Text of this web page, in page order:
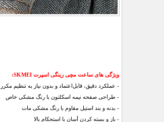
ویژگی های ساعت مچی رینگی اسپرت SKMEI:
- عملکرد دقیق، قابل‌اعتماد و بدون نیاز به تنظیم مکرر
- طراحی صفحه نیمه اسکلتون با رنگ مشکی خاص
- بدنه و بند استیل مقاوم با رنگ مشکی مات
- باز و بسته کردن آسان با استحکام بالا